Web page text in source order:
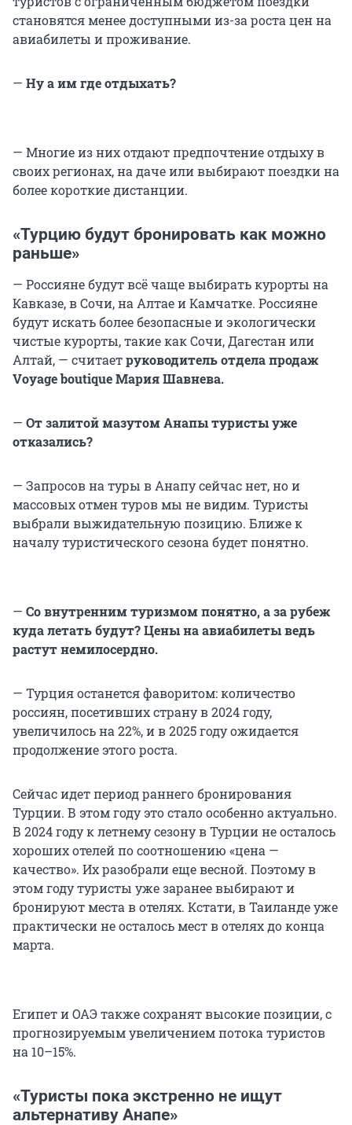
становятся менее доступными из-за роста цен на
авиабилеты и проживание.
— Ну а им где отдыхать?
— Многие из них отдают предпочтение отдыху в
своих регионах, на даче или выбирают поездки на
более короткие дистанции.
«Турцию будут бронировать как можно
раньше»
— Россияне будут всё чаще выбирать курорты на
Кавказе, в Сочи, на Алтае и Камчатке. Россияне
будут искать более безопасные и экологически
чистые курорты, такие как Сочи, Дагестан или
Алтай, — считаетруководитель отдела продаж
Voyage boutique Мария Шавнева.
— От залитой мазутом Анапы туристы уже
отказались?
— Запросов на туры в Анапу сейчас нет, но и
массовых отмен туров мы не видим. Туристы
выбрали выжидательную позицию. Ближе к
началу туристического сезона будет понятно.
— Со внутренним туризмом понятно, а за рубеж
куда летать будут? Цены на авиабилеты ведь
растут немилосердно.
— Турция останется фаворитом: количество
россиян, посетивших страну в 2024 году,
увеличилось на 22%, и в 2025 году ожидается
продолжение этого роста.
Сейчас идет период раннего бронирования
Турции. В этом году это стало особенно актуально.
В 2024 году к летнему сезону в Турции не осталось
хороших отелей по соотношению «цена —
качество». Их разобрали еще весной. Поэтому в
этом году туристы уже заранее выбирают и
бронируют места в отелях. Кстати, в Таиланде уже
практически не осталось мест в отелях до конца
марта.
Египет и ОАЭ также сохранят высокие позиции, с
прогнозируемым увеличением потока туристов
на 10–15%.
«Туристы пока экстренно не ищут
альтернативу Анапе»